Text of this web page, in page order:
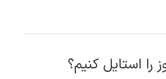
را استایل کنیم؟